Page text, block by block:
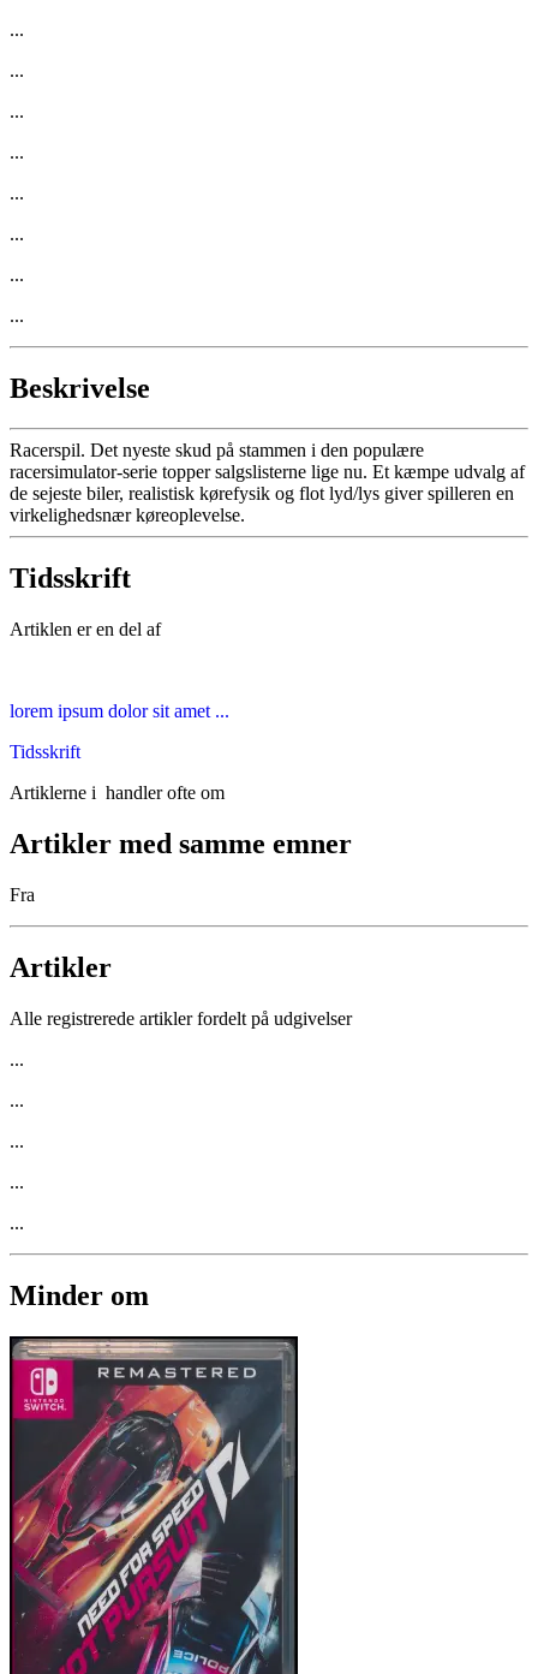
...
...
...
...
...
...
...
...
Beskrivelse
Racerspil. Det nyeste skud på stammen i den populære
racersimulator-serie topper salgslisterne lige nu. Et kæmpe udvalg af
de sejeste biler, realistisk kørefysik og flot lyd/lys giver spilleren en
virkelighedsnær køreoplevelse.
Tidsskrift
Artiklen er en del af
lorem ipsum dolor sit amet ...
Tidsskrift
Artiklerne i handler ofte om
Artikler med samme emner
Fra
Artikler
Alle registrerede artikler fordelt på udgivelser
...
...
...
...
...
Minder om